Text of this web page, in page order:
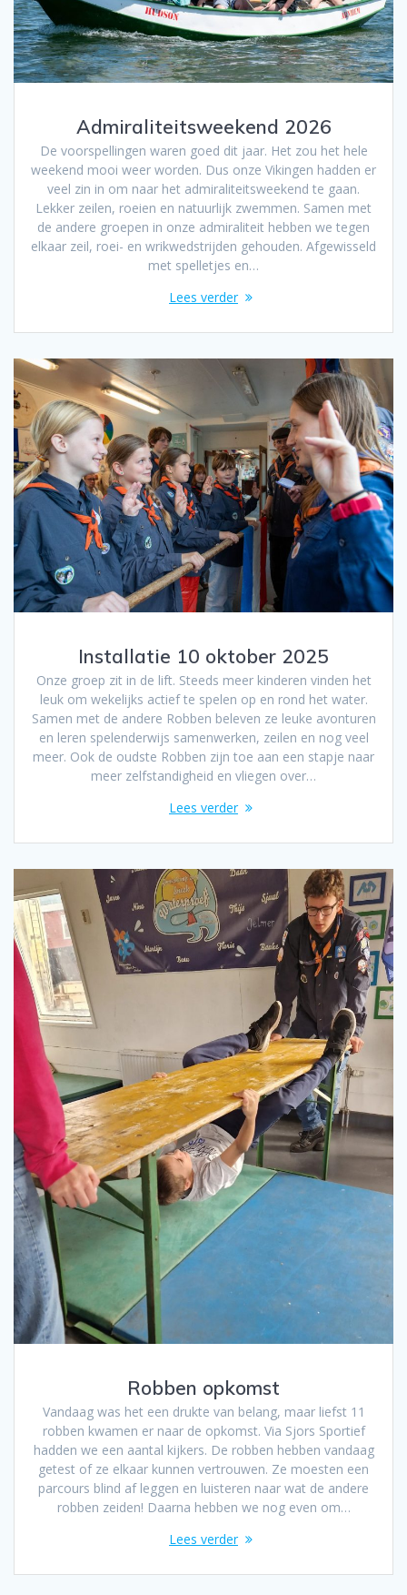
Admiraliteitsweekend 2026
De voorspellingen waren goed dit jaar. Het zou het hele
weekend mooi weer worden. Dus onze Vikingen hadden er
veel zin in om naar het admiraliteitsweekend te gaan.
Lekker zeilen, roeien en natuurlijk zwemmen. Samen met
de andere groepen in onze admiraliteit hebben we tegen
elkaar zeil, roei- en wrikwedstrijden gehouden. Afgewisseld
met spelletjes en…
Lees verder
Installatie 10 oktober 2025
Onze groep zit in de lift. Steeds meer kinderen vinden het
leuk om wekelijks actief te spelen op en rond het water.
Samen met de andere Robben beleven ze leuke avonturen
en leren spelenderwijs samenwerken, zeilen en nog veel
meer. Ook de oudste Robben zijn toe aan een stapje naar
meer zelfstandigheid en vliegen over…
Lees verder
Robben opkomst
Vandaag was het een drukte van belang, maar liefst 11
robben kwamen er naar de opkomst. Via Sjors Sportief
hadden we een aantal kijkers. De robben hebben vandaag
getest of ze elkaar kunnen vertrouwen. Ze moesten een
parcours blind af leggen en luisteren naar wat de andere
robben zeiden! Daarna hebben we nog even om…
Lees verder